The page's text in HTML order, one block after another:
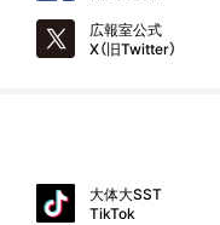
広報室公式
X（旧Twitter）
大体大SST
TikTok